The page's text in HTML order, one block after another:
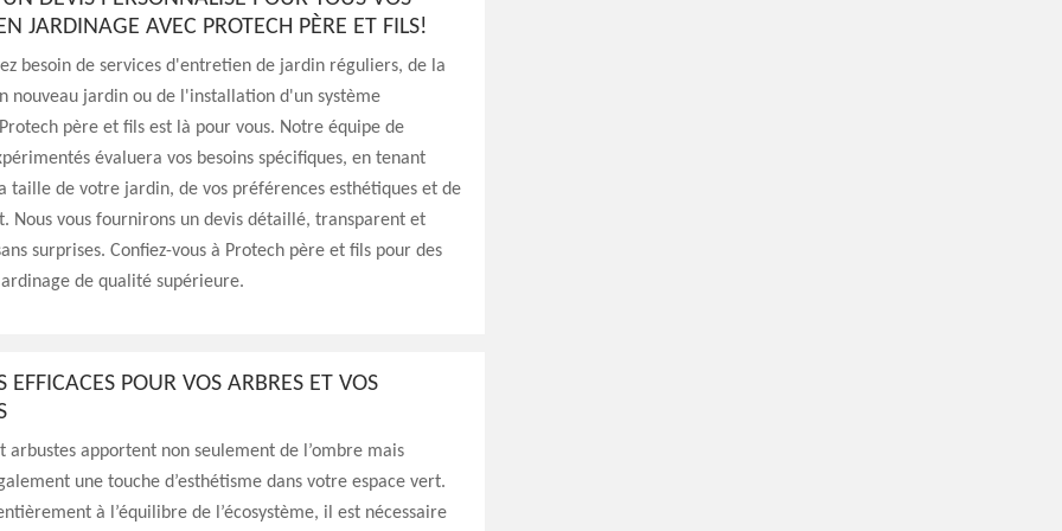
JARDINAGE AVEC PROTECH PÈRE ET FILS!
besoin de services d'entretien de jardin réguliers, de la
nouveau jardin ou de l'installation d'un système
père et fils est là pour vous. Notre équipe de
évaluera vos besoins spécifiques, en tenant
taille de votre jardin, de vos préférences esthétiques et de
Nous vous fournirons un devis détaillé, transparent et
surprises. Confiez-vous à Protech père et fils pour des
de qualité supérieure.
EFFICACES POUR VOS ARBRES ET VOS
arbustes apportent non seulement de l’ombre mais
une touche d’esthétisme dans votre espace vert.
à l’équilibre de l’écosystème, il est nécessaire